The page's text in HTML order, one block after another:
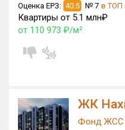
Оценка ЕРЗ: 40.5 № 7 в ТОП
Квартиры от 5.1 млн₽
от 110 973 ₽/м²
ЖК
Фонд ЖСС